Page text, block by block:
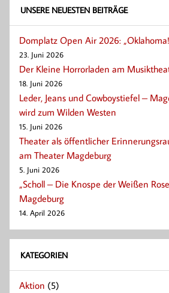
UNSERE NEUESTEN BEITRÄGE
Domplatz Open Air 2026:
23. Juni 2026
Der Kleine Horrorladen am
18. Juni 2026
Leder, Jeans und Cowboystiefel –
wird zum Wilden Westen
15. Juni 2026
Theater als öffentlicher
am Theater Magdeburg
5. Juni 2026
„Scholl – Die Knospe der Weißen
Magdeburg
14. April 2026
KATEGORIEN
Aktion (5)